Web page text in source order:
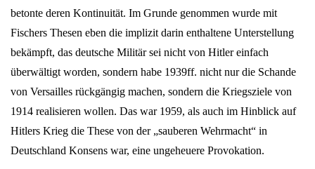
betonte deren Kontinuität. Im Grunde genommen wurde mit
Fischers Thesen eben die implizit darin enthaltene Unterstellung
bekämpft, das deutsche Militär sei nicht von Hitler einfach
überwältigt worden, sondern habe 1939ff. nicht nur die Schande
von Versailles rückgängig machen, sondern die Kriegsziele von
1914 realisieren wollen. Das war 1959, als auch im Hinblick auf
Hitlers Krieg die These von der „sauberen Wehrmacht“ in
Deutschland Konsens war, eine ungeheuere Provokation.